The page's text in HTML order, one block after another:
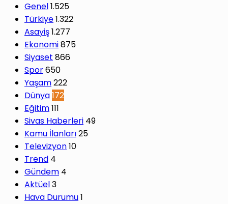
Genel1.525
Türkiye1.322
Asayiş1.277
Ekonomi875
Siyaset 866
Spor650
Yaşam222
Dünya172
Eğitim111
Sivas Haberleri 49
Kamu İlanları25
Televizyon10
Trend 4
Gündem 4
Aktüel3
Hava Durumu1